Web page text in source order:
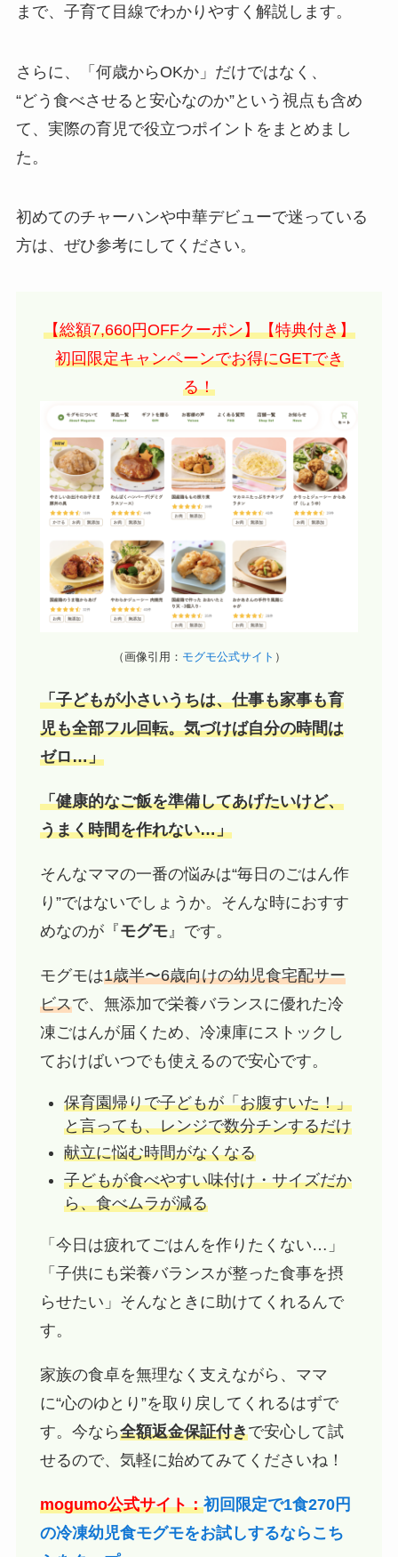
まで、子育て目線でわかりやすく解説します。
さらに、「何歳からOKか」だけではなく、
“どう食べさせると安心なのか”という視点も含め
て、実際の育児で役立つポイントをまとめまし
た。
初めてのチャーハンや中華デビューで迷っている
方は、ぜひ参考にしてください。
【総額7,660円OFFクーポン】【特典付き】
初回限定キャンペーンでお得にGETでき
る！
（画像引用： モグモ公式サイト ）
「子どもが小さいうちは、仕事も家事も育
児も全部フル回転。気づけば自分の時間は
ゼロ…」
「健康的なご飯を準備してあげたいけど、
うまく時間を作れない…」
そんなママの一番の悩みは“毎日のごはん作
り”ではないでしょうか。そんな時におすす
めなのが『モグモ』です。
モグモは1歳半〜6歳向けの幼児食宅配サー
ビスで、無添加で栄養バランスに優れた冷
凍ごはんが届くため、冷凍庫にストックし
ておけばいつでも使えるので安心です。
保育園帰りで子どもが「お腹すいた！」
と言っても、レンジで数分チンするだけ
献立に悩む時間がなくなる
子どもが食べやすい味付け・サイズだか
ら、食べムラが減る
「今日は疲れてごはんを作りたくない…」
「子供にも栄養バランスが整った食事を摂
らせたい」そんなときに助けてくれるんで
す。
家族の食卓を無理なく支えながら、ママ
に“心のゆとり”を取り戻してくれるはずで
す。今なら全額返金保証付きで安心して試
せるので、気軽に始めてみてくださいね！
mogumo公式サイト：初回限定で1食270円
の冷凍幼児食モグモをお試しするならこち